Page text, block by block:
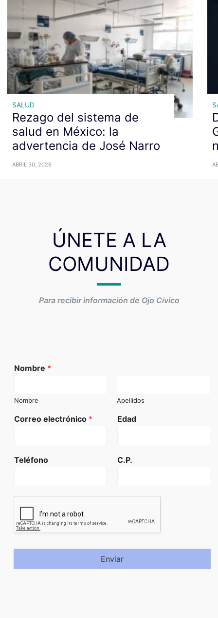
SALUD
Rezago del sistema de
salud en México: la
advertencia de José Narro
ABRIL 30, 2026
ÚNETE A LA
COMUNIDAD
Para recibir información de Ojo Cívico
Nombre *
Nombre Apellidos
Correo electrónico * Edad
Teléfono C.P.
Enviar